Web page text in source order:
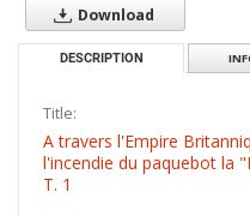
Download
DESCRIPTION
Title:
A travers l'Empire
l'incendie du paquebot la
T. 1